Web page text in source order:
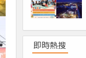
即時熱搜